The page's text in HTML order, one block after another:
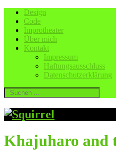
Design
Code
Improtheater
Über mich
Kontakt
Impressum
Haftungsausschluss
Datenschutzerklärung
Khajuharo and